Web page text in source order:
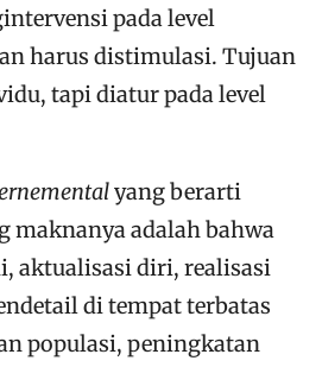
pada level
harus distimulasi. Tujuan
tapi diatur pada level
yang berarti
maknanya adalah bahwa
aktualisasi diri, realisasi
di tempat terbatas
populasi, peningkatan